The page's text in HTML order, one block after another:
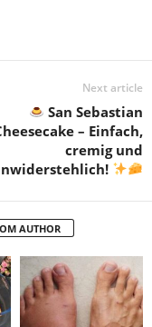
Next article
San Sebastian
– Einfach,
cremig und
AUTHOR